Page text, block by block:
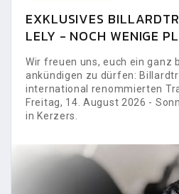
EXKLUSIVES
LELY - NOCH WENIGE
Wir freuen uns, euch ein ganz
ankündigen zu dürfen:
international renommierten
Freitag, 14. August 2026 -
in Kerzers.